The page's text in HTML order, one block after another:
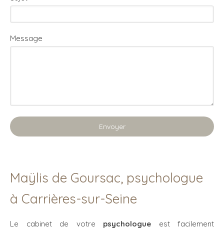
Message
Envoyer
Maÿlis de Goursac, psychologue
à Carrières-sur-Seine
Le cabinet de votre psychologue est facilement